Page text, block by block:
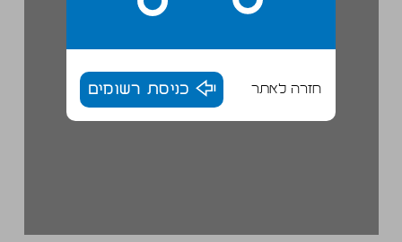
חזרה לאתר כניסת רשומים